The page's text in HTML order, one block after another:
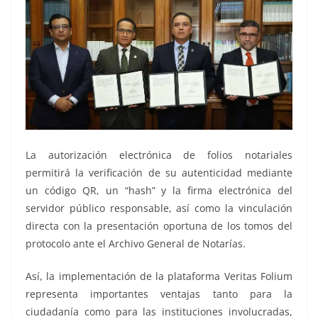
La autorización electrónica de folios notariales
permitirá la verificación de su autenticidad mediante
un código QR, un “hash” y la firma electrónica del
servidor público responsable, así como la vinculación
directa con la presentación oportuna de los tomos del
protocolo ante el Archivo General de Notarías.
Así, la implementación de la plataforma Veritas Folium
representa importantes ventajas tanto para la
ciudadanía como para las instituciones involucradas,